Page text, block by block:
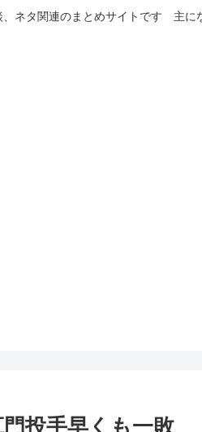
、ネタ関連のまとめサイトです 主に
門投手早くも一敗